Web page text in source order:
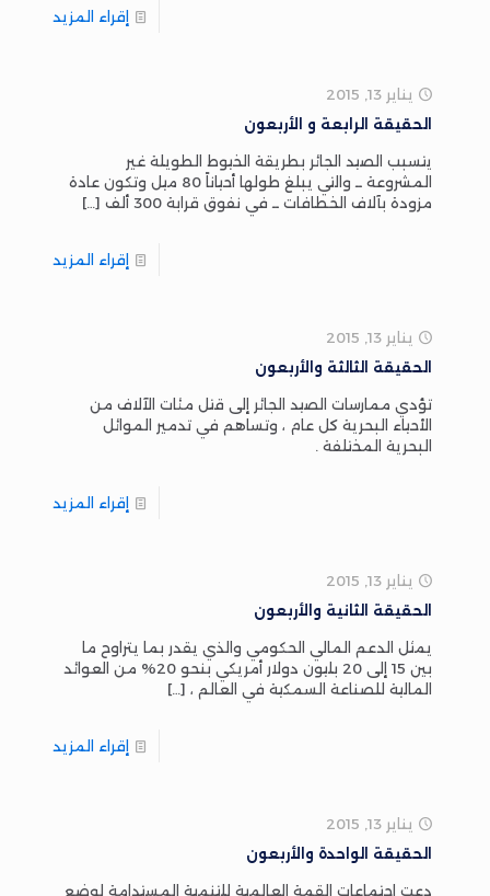
إقراء المزيد
يناير 13, 2015
الحقيقة الرابعة و الأربعون
يتسبب الصيد الجائر بطريقة الخيوط الطويلة غير
المشروعة ــ والتي يبلغ طولها أحياناً 80 ميل وتكون عادة
مزودة بآلاف الخطافات ــ في نفوق قرابة 300 ألف
[…]
إقراء المزيد
يناير 13, 2015
الحقيقة الثالثة والأربعون
تؤدي ممارسات الصيد الجائر إلى قتل مئات الآلاف من
الأحياء البحرية كل عام ، وتساهم في تدمير الموائل
البحرية المختلفة .
إقراء المزيد
يناير 13, 2015
الحقيقة الثانية والأربعون
يمثل الدعم المالي الحكومي والذي يقدر بما يتراوح ما
بين 15 إلى 20 بليون دولار أمريكي بنحو 20% من العوائد
المالية للصناعة السمكية في العالم ، […]
إقراء المزيد
يناير 13, 2015
الحقيقة الواحدة والأربعون
دعت اجتماعات القمة العالمية للتنمية المستدامة لوضع